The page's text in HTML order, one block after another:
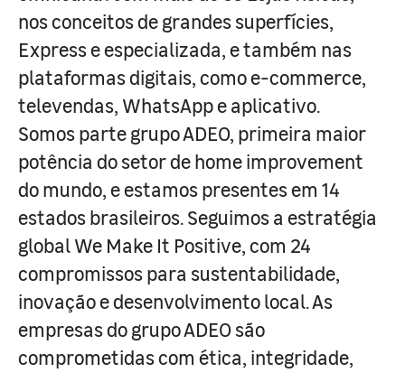
nos conceitos de grandes superfícies,
Express e especializada, e também nas
plataformas digitais, como e-commerce,
televendas, WhatsApp e aplicativo.
Somos parte grupo ADEO, primeira maior
potência do setor de home improvement
do mundo, e estamos presentes em 14
estados brasileiros. Seguimos a estratégia
global We Make It Positive, com 24
compromissos para sustentabilidade,
inovação e desenvolvimento local. As
empresas do grupo ADEO são
comprometidas com ética, integridade,